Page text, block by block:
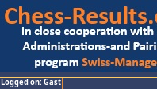
Logged on: Gast